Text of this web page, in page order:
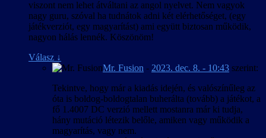
játékban, b) valamelyik két verzió között kiiktatták, de az ellenség
megtévesztésére minden hozzá tartozó tartalmat inaktív állapotban
benne hagytak, c) működnie kellene, de szimplán hibás valahol, d)
bármi egyéb. Amikor egy eseménysor négy próbálkozásból négy
különböző módon játszódik le (pedig csak egy helyes lefutása van),
egy jelenet egyik szövegsora egyszer elhangzik, és aztán a későbbi
újratesztelésekkor többé soha, vagy épp fordítva, egy fél tucatból fél
próbálkozáskor hirtelen „növeszt” még 3 sornyi szöveget, amik azt
megelőzően még sosem hangzottak el ott, az azért elég „vicces” tud
lenni, és cseppet sem segíti a tempós haladást.
Így az indokoltnál sokkal tovább tartott, mire mindezeken átküzdve
2014. augusztus 4. – 0.9.3003b
A magyar szöveg a játék 1.3003-as változata
2014. július 13. – 0.9.3002b
A magyar szöveg a játék 1.3002-es változata
alapján készült.
Mivel a magyar szöveg csak felületesen került
tesztelésre, előfordulhatnak hiányosságok, pl.
nem teljesen illeszkedő párbeszédek,
viszont nem lehet átváltani az angol nyelvet. Nem vagyok
nagy guru, szóval ha tudnátok adni két elérhetőséget, (egy
játékverziót, egy magyarítást) ami együtt biztosan működik,
nagyon hálás lennék. Köszönöm!
Válasz ↓
Mr. Fusion - 2023. dec. 8. - 10:43 szerint:
Tekintve, hogy már a kiadás idején, és valószínűleg az
óta is boldog-boldogtalan buherálta (tovább) a játékot, a
fő 1.4007 DC verzió mellett mostanra már ki tudja,
hány mutáció létezik belőle, amiken vagy működik a
magyarítás, vagy nem.